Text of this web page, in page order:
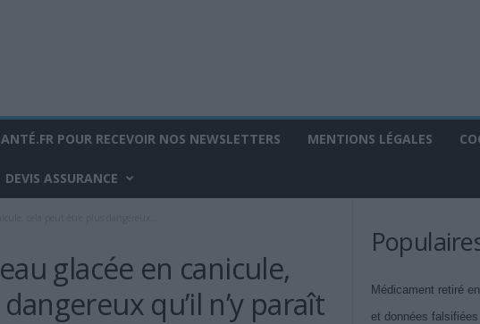
POUR RECEVOIR NOS NEWSLETTERS MENTIONS LÉGALES
DEVIS ASSURANCE
glacée en canicule,
qu’il n’y paraît
Médicament retiré
et données falsifiées